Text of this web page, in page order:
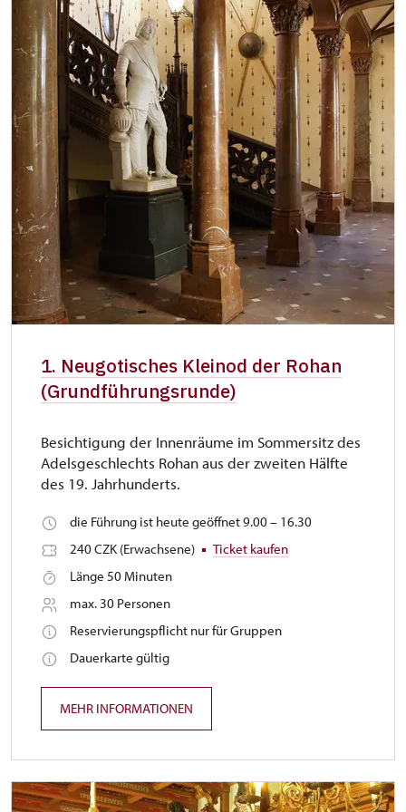
Eintrittskarte
NPÚ-Karte
kostenlos
"Náš člověk"-Karte *
kostenlos
* Freier Eintritt nur für den Karteninhaber
1. Neugotisches Kleinod der Rohan
(Grundführungsrunde)
Besichtigung der Innenräume im Sommersitz des
Adelsgeschlechts Rohan aus der zweiten Hälfte
des 19. Jahrhunderts.
die Führung ist heute geöffnet 9.00 – 16.30
240 CZK (Erwachsene)
Ticket kaufen
Länge 50 Minuten
max. 30 Personen
Reservierungspflicht nur für Gruppen
Dauerkarte gültig
MEHR INFORMATIONEN